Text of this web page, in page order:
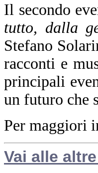
Il secondo
tutto, dalla
Stefano
racconti e
principali
un futuro che
Per maggiori
Vai alle